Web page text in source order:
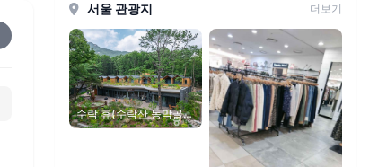
서울 관광지 더보기
수락 휴(수락산 동막골
자연휴양림)